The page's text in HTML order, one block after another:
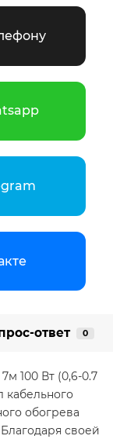
ответ 0
100 Вт (0,6-0.7
кабельного
обогрева
своей